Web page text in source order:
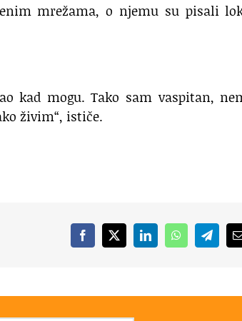
mrežama, o njemu su pisali
kad mogu. Tako sam vaspitan,
živim“, ističe.
Facebook
X LinkedInWhatsApp